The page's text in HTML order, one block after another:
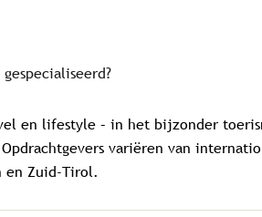
en lifestyle – in het bijzonder
variëren van
en Zuid-Tirol.